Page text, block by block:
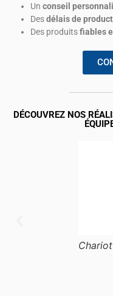
Un conseil
Desdélais de
Des produitsfiables
DÉCOUVREZ NOS
Chariot